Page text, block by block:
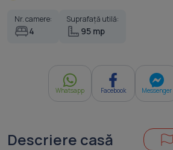
Nr. camere:
4
Suprafață utilă:
95 mp
Whatsapp Facebook Messenger
Descriere casă